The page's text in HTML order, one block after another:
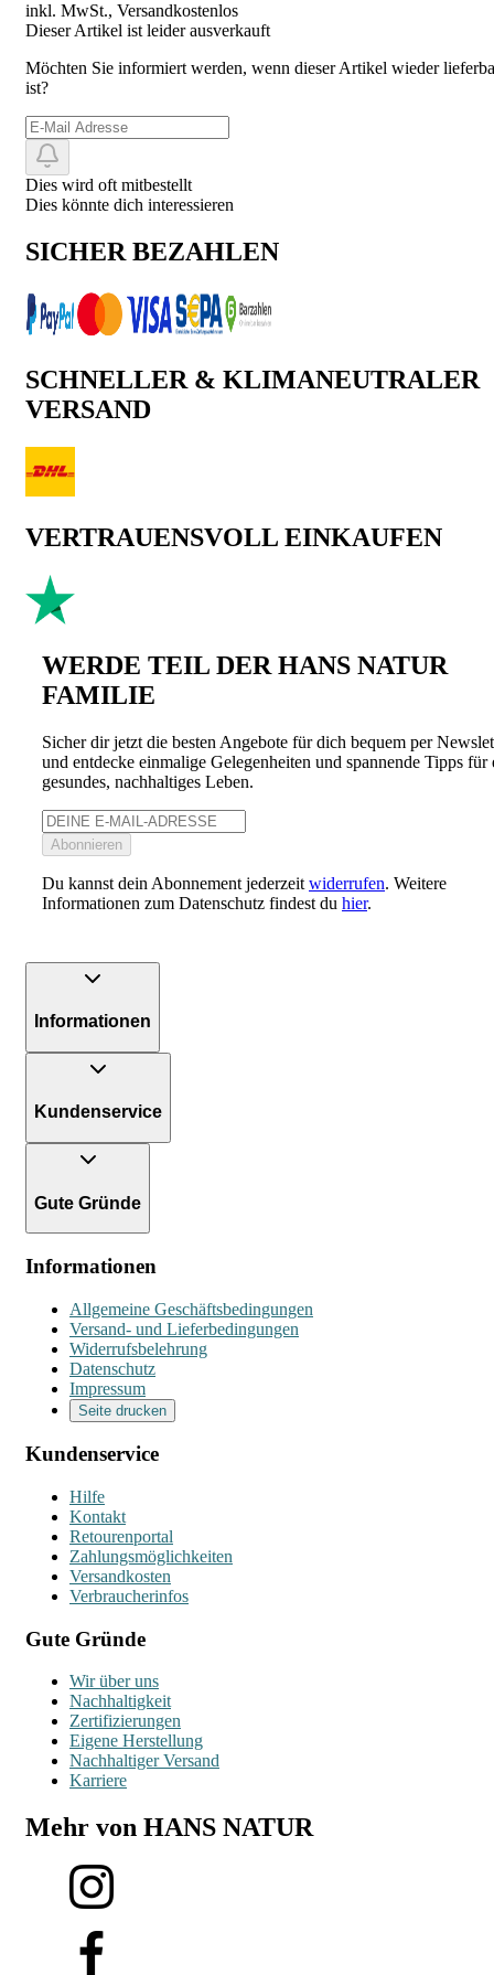
inkl. MwSt., Versandkostenlos
Dieser Artikel ist leider ausverkauft
Möchten Sie informiert werden, wenn dieser Artikel wieder
ist?
Dies wird oft mitbestellt
Dies könnte dich interessieren
SICHER BEZAHLEN
SCHNELLER & KLIMANEUTRALER
VERSAND
VERTRAUENSVOLL EINKAUFEN
WERDE TEIL DER HANS NATUR
FAMILIE
Sicher dir jetzt die besten Angebote für dich bequem per
und entdecke einmalige Gelegenheiten und spannende Tipps für
gesundes, nachhaltiges Leben.
Abonnieren
Du kannst dein Abonnement jederzeit widerrufen. Weitere
Informationen zum Datenschutz findest du hier.
Informationen
Kundenservice
Gute Gründe
Informationen
Allgemeine Geschäftsbedingungen
Versand- und Lieferbedingungen
Widerrufsbelehrung
Datenschutz
Impressum
Seite drucken
Kundenservice
Hilfe
Kontakt
Retourenportal
Zahlungsmöglichkeiten
Versandkosten
Verbraucherinfos
Gute Gründe
Wir über uns
Nachhaltigkeit
Zertifizierungen
Eigene Herstellung
Nachhaltiger Versand
Karriere
Mehr von HANS NATUR